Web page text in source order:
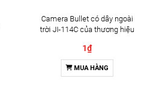
Camera Bullet có dây ngoài
trời JI-114C của thương hiệu
1₫
MUA HÀNG